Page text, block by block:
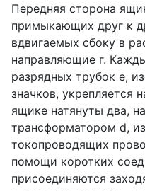
Передняя сторона
примыкающих друг к
вдвигаемых сбоку в
направляющие г.
разрядных трубок е,
значков, укрепляется
ящике натянуты два,
трансформатором d,
токопроводящих
помощи коротких
присоединяются